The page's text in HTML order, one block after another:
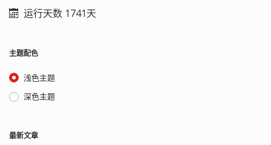
两部分： 部分 长度 作用 时间戳 48 位
Timestamp (48 bits)
───────────────┐
│ Time │ Randomness │
为什么要选 ULID？ 1、全局唯一性 ULID
生支持排序 因为时间戳在最前面，ULID
运行天数 1741天
主题配色
浅色主题
深色主题
最新文章